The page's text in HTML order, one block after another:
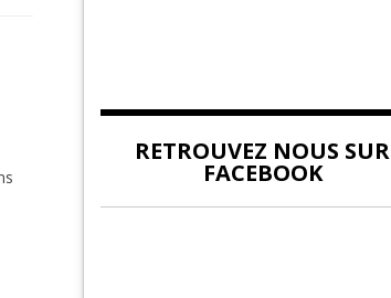
RETROUVEZ NOUS SUR
FACEBOOK